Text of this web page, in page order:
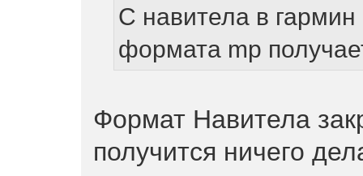
С навитела в гармин
формата mp
Формат Навитела
получится ничего